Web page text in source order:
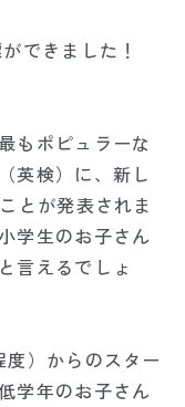
できました！
もポピュラーな
英検）に、新し
ことが発表されま
学生のお子さん
言えるでしょ
）からのスター
学年のお子さん